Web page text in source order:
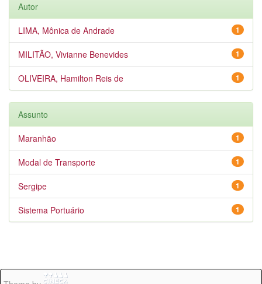
Autor
1
LIMA, Mônica de Andrade
1
MILITÃO, Vivianne Benevides
1
OLIVEIRA, Hamilton Reis de
Assunto
1
Maranhão
1
Modal de Transporte
1
Sergipe
1
Sistema Portuário